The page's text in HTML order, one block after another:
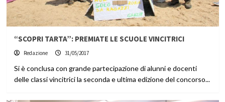
“SCOPRI TARTA”: PREMIATE LE SCUOLE VINCITRICI
Redazione 31/05/2017
Si è conclusa con grande partecipazione di alunni e docenti
delle classi vincitrici la seconda e ultima edizione del concorso...